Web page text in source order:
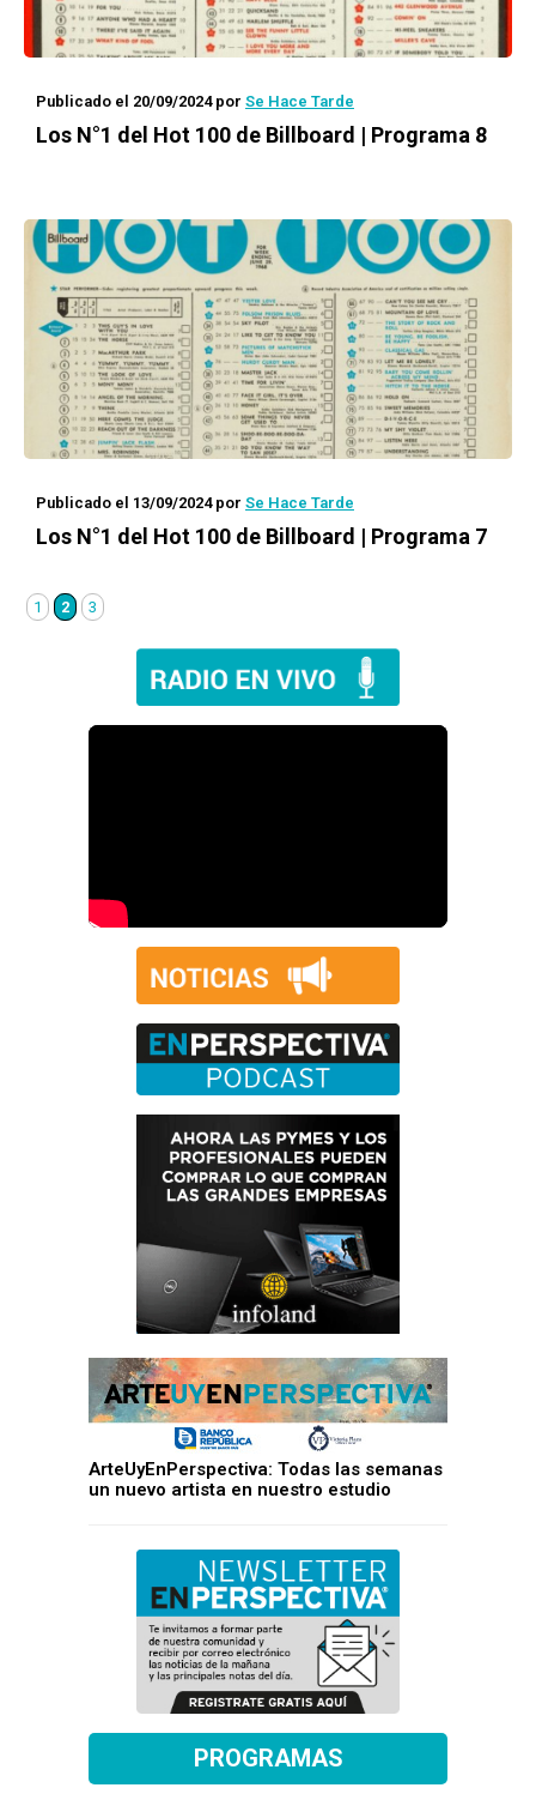
Publicado el 20/09/2024por Se Hace Tarde
Los N°1 del Hot 100 de Billboard | Programa 8
Publicado el 13/09/2024por Se Hace Tarde
Los N°1 del Hot 100 de Billboard | Programa 7
1 2 3
ArteUyEnPerspectiva: Todas las semanas
un nuevo artista en nuestro estudio
PROGRAMAS